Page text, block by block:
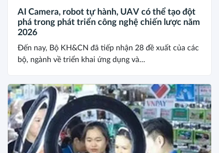
AI Camera, robot tự hành, UAV có thể tạo đột
phá trong phát triển công nghệ chiến lược năm
2026
Đến nay, Bộ KH&CN đã tiếp nhận 28 đề xuất của các
bộ, ngành về triển khai ứng dụng và...